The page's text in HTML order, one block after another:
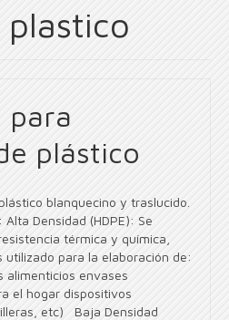
para
plástico
blanquecino y traslucido.
Densidad (HDPE): Se
térmica y química,
utilizado para la elaboración de:
alimenticios envases
el hogar dispositivos
etc) Baja Densidad